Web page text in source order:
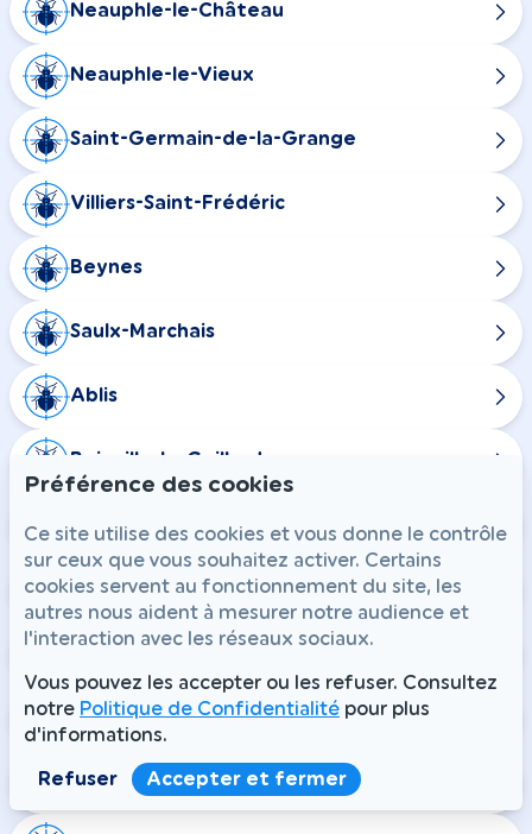
Neauphle-le-Château
Neauphle-le-Vieux
Saint-Germain-de-la-Grange
Villiers-Saint-Frédéric
Beynes
Saulx-Marchais
Ablis
Boinville-le-Gaillard
Prunay-en-Yvelines
Saint-Martin-de-Bréthencourt
Villennes-sur-Seine
Épône
Préférence des cookies
Ce site utilise des cookies et vous donne le contrôle
sur ceux que vous souhaitez activer. Certains
cookies servent au fonctionnement du site, les
autres nous aident à mesurer notre audience et
l'interaction avec les réseaux sociaux.
Vous pouvez les accepter ou les refuser. Consultez
notre Politique de Confidentialité pour plus
d'informations.
Refuser Accepter et fermer